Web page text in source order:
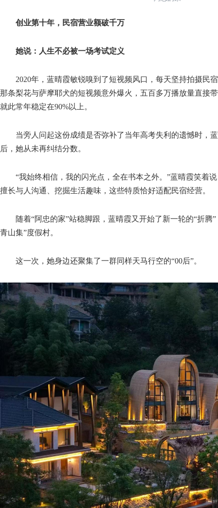
创业第十年，民宿营业额破千万
她说：人生不必被一场考试定义
2020年，蓝晴霞敏锐嗅到了短视频风口，每天坚持拍摄民
那条梨花与萨摩耶犬的短视频意外爆火，五百多万播放量直接
就此常年稳定在90%以上。
当旁人问起这份成绩是否弥补了当年高考失利的遗憾时，蓝
后，她从未再纠结分数。
“我始终相信，我的闪光点，全在书本之外。”蓝晴霞笑着说
擅长与人沟通、挖掘生活趣味，这些特质恰好适配民宿经营。
随着“阿忠的家”站稳脚跟，蓝晴霞又开始了新一轮的“折腾”
青山集”度假村。
这一次，她身边还聚集了一群同样天马行空的“00后”。